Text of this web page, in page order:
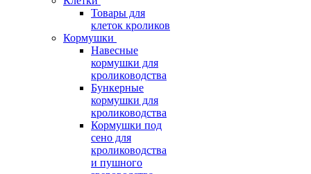
Товары для
клеток кроликов
Кормушки
Навесные
кормушки для
кролиководства
Бункерные
кормушки для
кролиководства
Кормушки под
сено для
кролиководства
и пушного